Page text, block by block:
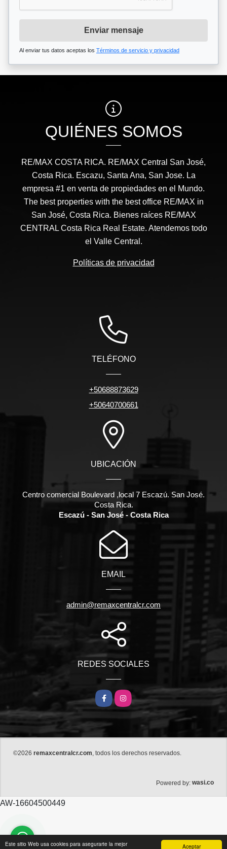
Aceptar
Este sitio Web usa cookies para asegurarte la mejor
Enviar mensaje
Al enviar tus datos aceptas los Términos de servicio y privacidad
QUIÉNES SOMOS
RE/MAX COSTA RICA. RE/MAX Central San José,
Costa Rica. Escazu, Santa Ana, San Jose. La
empresa #1 en venta de propiedades en el Mundo.
The best properties with the best office RE/MAX in
San José, Costa Rica. Bienes raíces RE/MAX
CENTRAL Costa Rica Real Estate. Atendemos todo
el Valle Central.
Políticas de privacidad
TELÉFONO
+50688873629
+50640700661
UBICACIÓN
Centro comercial Boulevard ,local 7 Escazú. San José.
Costa Rica.
Escazú - San José - Costa Rica
EMAIL
admin@remaxcentralcr.com
REDES SOCIALES
FacebookInstagram
©2026 remaxcentralcr.com, todos los derechos reservados.
Powered by: wasi.co
AW-16604500449